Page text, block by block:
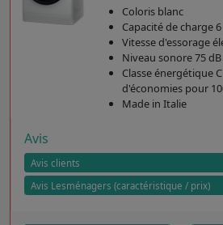
Coloris blanc
Capacité de charge
Vitesse d'essorage
Niveau sonore 75
Classe énergétique
d'économies pour
Made in Italie
Avis
Avis clients
Avis Lesménagers (caractéristique / prix)